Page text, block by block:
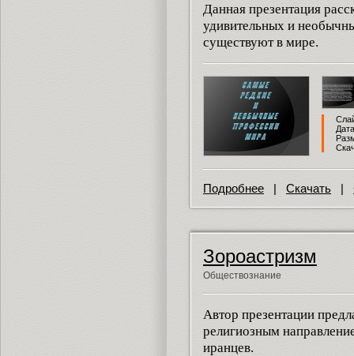
Данная презентация
удивительных и
существуют в мире.
Подробнее | Скачать |
Зороастризм
Обществознание
Автор презентации
религиозным
иранцев.